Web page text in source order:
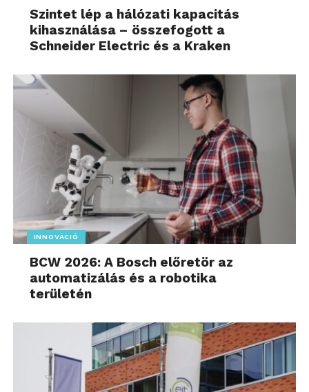
Szintet lép a hálózati kapacitás
kihasználása – összefogott a
Schneider Electric és a Kraken
INNOVÁCIÓ
BCW 2026: A Bosch előretör az
automatizálás és a robotika
területén